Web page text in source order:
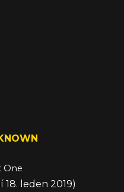
One
leden 2019)